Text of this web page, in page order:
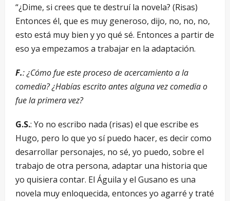
“¿Dime, si crees que te destruí la novela? (Risas)
Entonces él, que es muy generoso, dijo, no, no, no,
esto está muy bien y yo qué sé. Entonces a partir de
eso ya empezamos a trabajar en la adaptación.
F.: ¿Cómo fue este proceso de acercamiento a la
comedia? ¿Habías escrito antes alguna vez comedia o
fue la primera vez?
G.S.: Yo no escribo nada (risas) el que escribe es
Hugo, pero lo que yo sí puedo hacer, es decir como
desarrollar personajes, no sé, yo puedo, sobre el
trabajo de otra persona, adaptar una historia que
yo quisiera contar. El Águila y el Gusano es una
novela muy enloquecida, entonces yo agarré y traté